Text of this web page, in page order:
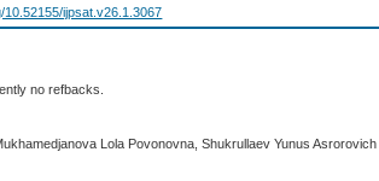
10.52155/ijpsat.v26.1.3067
no refbacks.
Lola Povonovna, Shukrullaev Yunus Asrorovich